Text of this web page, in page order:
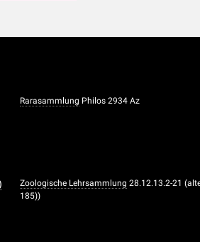
Rarasammlung Philos 2934 Az
Zoologische Lehrsammlung 28.12.13.2-21
185))